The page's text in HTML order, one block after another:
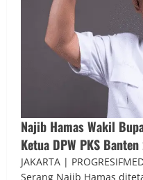
Najib Hamas Wakil
Ketua DPW PKS
JAKARTA |
Serang Najib Hamas